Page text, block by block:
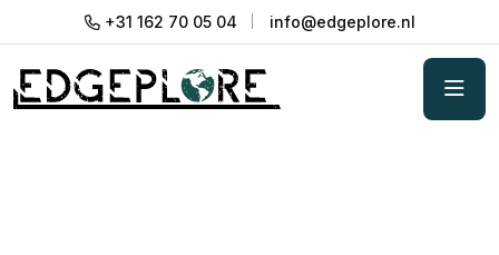
+31 162 70 05 04 info@edgeplore.nl